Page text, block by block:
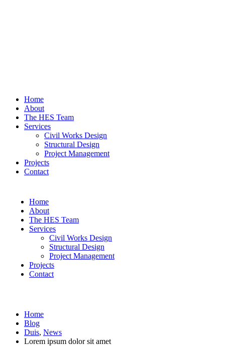
Home
About
The HES Team
Services
Civil Works Design
Structural Design
Project Management
Projects
Contact
Home
About
The HES Team
Services
Civil Works Design
Structural Design
Project Management
Projects
Contact
Home
Blog
Duis, News
Lorem ipsum dolor sit amet